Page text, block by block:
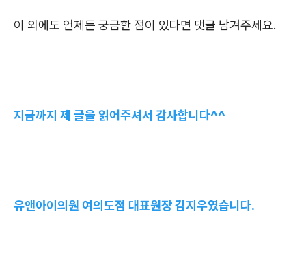
이 외에도 언제든 궁금한 점이 있다면 댓글 남겨주세요.
지금까지 제 글을 읽어주셔서 감사합니다^^
유앤아이의원 여의도점 대표원장 김지우였습니다.